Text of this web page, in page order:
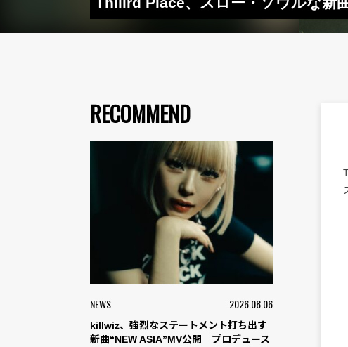
RECOMMEND
NEWS 2026.08.06
killwiz、強烈なステートメント打ち出す
新曲“NEW ASIA”MV公開 プロデュース